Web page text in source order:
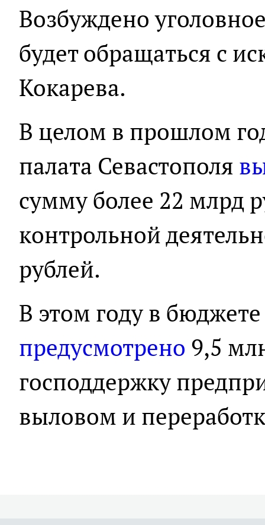
Возбуждено
будет обращаться с
Кокарева.
В целом в прошлом
палата Севастополя
сумму более 22 млрд
контрольной
рублей.
В этом году в
предусмотрено 9,5
господдержку
выловом и